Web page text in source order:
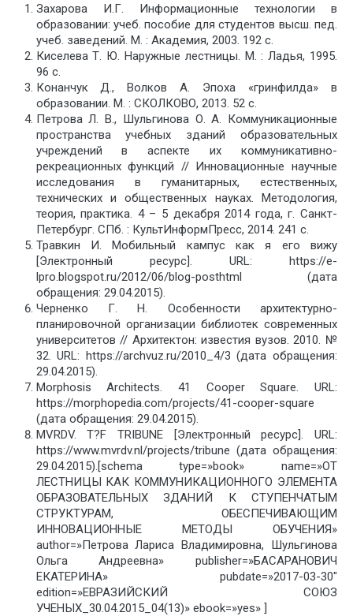
Захарова И.Г. Информационные технологии в
образовании: учеб. пособие для студентов высш. пед.
учеб. заведений. М. : Академия, 2003. 192 с.
Киселева Т. Ю. Наружные лестницы. М. : Ладья, 1995.
96 с.
Конанчук Д., Волков А. Эпоха «гринфилда» в
образовании. М. : СКОЛКОВО, 2013. 52 с.
Петрова Л. В., Шульгинова О. А. Коммуникационные
пространства учебных зданий образовательных
учреждений в аспекте их коммуникативно-
рекреационных функций // Инновационные научные
исследования в гуманитарных, естественных,
технических и общественных науках. Методология,
теория, практика. 4 – 5 декабря 2014 года, г. Санкт-
Петербург. СПб. : КультИнформПресс, 2014. 241 с.
Травкин И. Мобильный кампус как я его вижу
[Электронный ресурс]. URL: https://e-
lpro.blogspot.ru/2012/06/blog-posthtml (дата
обращения: 29.04.2015).
Черненко Г. Н. Особенности архитектурно-
планировочной организации библиотек современных
университетов // Архитектон: известия вузов. 2010. №
32. URL: https://archvuz.ru/2010_4/3 (дата обращения:
29.04.2015).
Morphosis Architects. 41 Cooper Square. URL:
https://morphopedia.com/projects/41-cooper-square
(дата обращения: 29.04.2015).
MVRDV. T?F TRIBUNE [Электронный ресурс]. URL:
https://www.mvrdv.nl/projects/tribune (дата обращения:
29.04.2015).[schema type=»book» name=»ОТ
ЛЕСТНИЦЫ КАК КОММУНИКАЦИОННОГО ЭЛЕМЕНТА
ОБРАЗОВАТЕЛЬНЫХ ЗДАНИЙ К СТУПЕНЧАТЫМ
СТРУКТУРАМ, ОБЕСПЕЧИВАЮЩИМ
ИННОВАЦИОННЫЕ МЕТОДЫ ОБУЧЕНИЯ»
author=»Петрова Лариса Владимировна, Шульгинова
Ольга Андреевна» publisher=»БАСАРАНОВИЧ
ЕКАТЕРИНА» pubdate=»2017-03-30″
edition=»ЕВРАЗИЙСКИЙ СОЮЗ
УЧЕНЫХ_30.04.2015_04(13)» ebook=»yes» ]